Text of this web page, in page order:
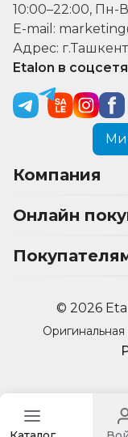
10:00–22:00, Пн-
E-mail:
Адрес:
Etalon в
Компания
Онлайн
© 2026